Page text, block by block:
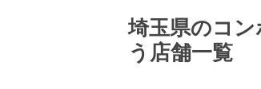
埼玉県のコ
う店舗一覧